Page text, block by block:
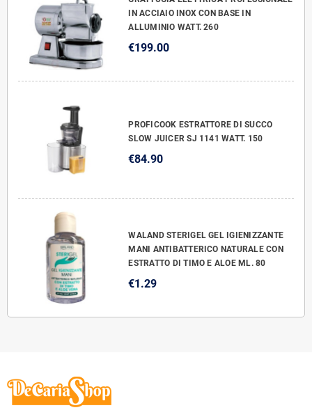
IN ACCIAIO INOX CON BASE IN
ALLUMINIO WATT. 260
€199.00
PROFICOOK ESTRATTORE DI SUCCO
SLOW JUICER SJ 1141 WATT. 150
€84.90
WALAND STERIGEL GEL IGIENIZZANTE
MANI ANTIBATTERICO NATURALE CON
ESTRATTO DI TIMO E ALOE ML. 80
€1.29